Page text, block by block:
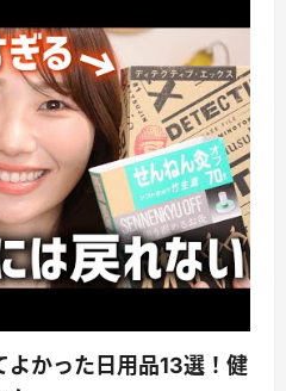
よかった日用品13選！健